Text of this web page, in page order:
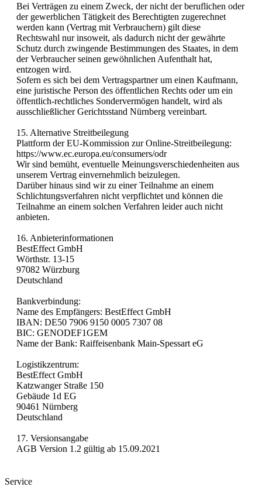
Bei Verträgen zu einem Zweck, der nicht der beruflichen oder
der gewerblichen Tätigkeit des Berechtigten zugerechnet
werden kann (Vertrag mit Verbrauchern) gilt diese
Rechtswahl nur insoweit, als dadurch nicht der gewährte
Schutz durch zwingende Bestimmungen des Staates, in dem
der Verbraucher seinen gewöhnlichen Aufenthalt hat,
entzogen wird.
Sofern es sich bei dem Vertragspartner um einen Kaufmann,
eine juristische Person des öffentlichen Rechts oder um ein
öffentlich-rechtliches Sondervermögen handelt, wird als
ausschließlicher Gerichtsstand Nürnberg vereinbart.
15. Alternative Streitbeilegung
Plattform der EU-Kommission zur Online-Streitbeilegung:
https://www.ec.europa.eu/consumers/odr
Wir sind bemüht, eventuelle Meinungsverschiedenheiten aus
unserem Vertrag einvernehmlich beizulegen.
Darüber hinaus sind wir zu einer Teilnahme an einem
Schlichtungsverfahren nicht verpflichtet und können die
Teilnahme an einem solchen Verfahren leider auch nicht
anbieten.
16. Anbieterinformationen
BestEffect GmbH
Wörthstr. 13-15
97082 Würzburg
Deutschland
Bankverbindung:
Name des Empfängers: BestEffect GmbH
IBAN: DE50 7906 9150 0005 7307 08
BIC: GENODEF1GEM
Name der Bank: Raiffeisenbank Main-Spessart eG
Logistikzentrum:
BestEffect GmbH
Katzwanger Straße 150
Gebäude 1d EG
90461 Nürnberg
Deutschland
17. Versionsangabe
AGB Version 1.2 gültig ab 15.09.2021
Service